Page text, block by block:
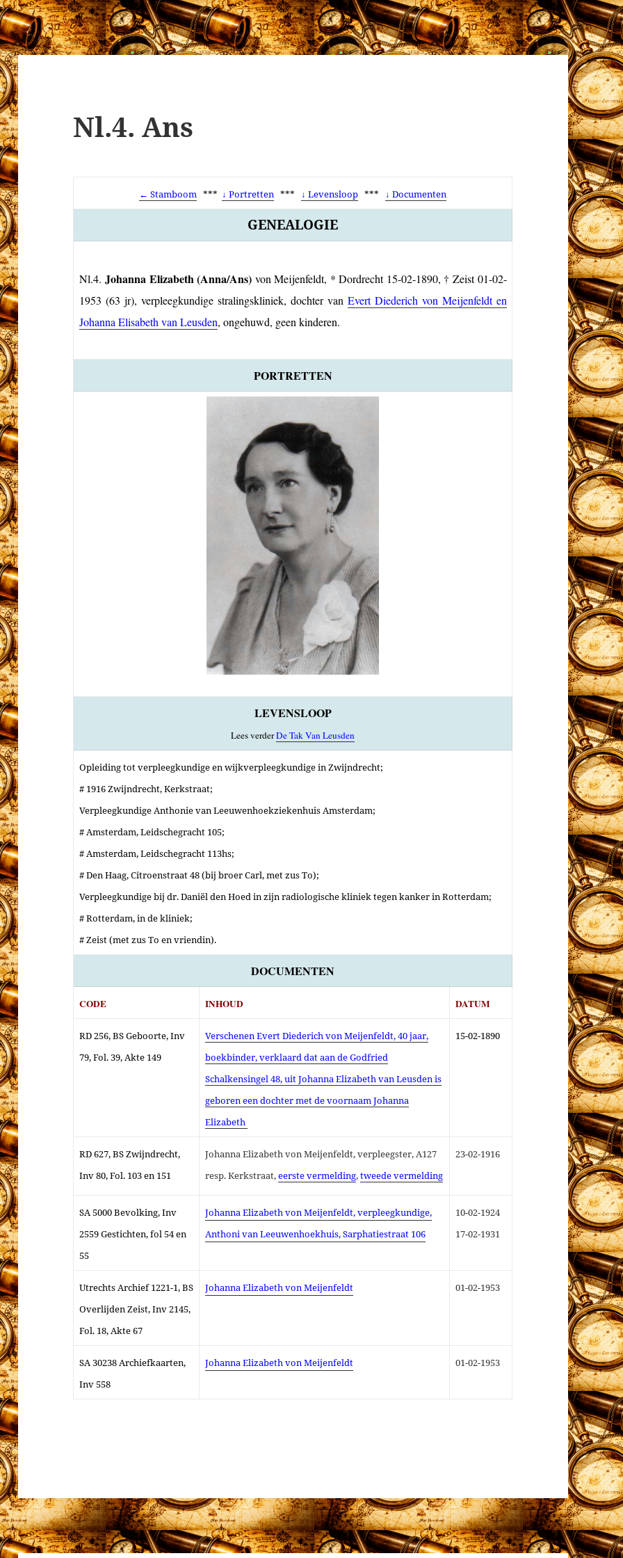
Nl.4. Ans
← Stamboom *** ↓ Portretten *** ↓ Levensloop *** ↓ Documenten
GENEALOGIE
Nl.4.Johanna Elizabeth(Anna/Ans) von Meijenfeldt, * Dordrecht 15-02-1890, † Zeist 01-02-
1953 (63 jr), verpleegkundige stralingskliniek, dochter van Evert Diederich von Meijenfeldt en
Johanna Elisabeth van Leusden, ongehuwd, geen kinderen.
PORTRETTEN
LEVENSLOOP
Lees verderDe Tak Van Leusden
Opleiding tot verpleegkundige en wijkverpleegkundige in Zwijndrecht;
# 1916 Zwijndrecht, Kerkstraat;
Verpleegkundige Anthonie van Leeuwenhoekziekenhuis Amsterdam;
# Amsterdam, Leidschegracht 105;
# Amsterdam, Leidschegracht 113hs;
# Den Haag, Citroenstraat 48 (bij broer Carl, met zus To);
Verpleegkundige bij dr. Daniël den Hoed in zijn radiologische kliniek tegen kanker in Rotterdam;
# Rotterdam, in de kliniek;
# Zeist (met zus To en vriendin).
DOCUMENTEN
CODE INHOUD DATUM
RD 256, BS Geboorte, Inv
79, Fol. 39, Akte 149
Verschenen Evert Diederich von Meijenfeldt, 40 jaar,
boekbinder, verklaard dat aan de Godfried
Schalkensingel 48, uit Johanna Elizabeth van Leusden is
geboren een dochter met de voornaam Johanna
Elizabeth
15-02-1890
RD 627, BS Zwijndrecht,
Inv 80, Fol. 103 en 151
Johanna Elizabeth von Meijenfeldt, verpleegster, A127
resp. Kerkstraat,eerste vermelding,tweede vermelding
23-02-1916
SA 5000 Bevolking, Inv
2559 Gestichten, fol 54 en
55
Johanna Elizabeth von Meijenfeldt, verpleegkundige,
Anthoni van Leeuwenhoekhuis, Sarphatiestraat 106
10-02-1924
17-02-1931
Utrechts Archief 1221-1, BS
Overlijden Zeist, Inv 2145,
Fol. 18, Akte 67
Johanna Elizabeth von Meijenfeldt 01-02-1953
SA30238 Archiefkaarten,
Inv558
Johanna Elizabeth von Meijenfeldt 01-02-1953